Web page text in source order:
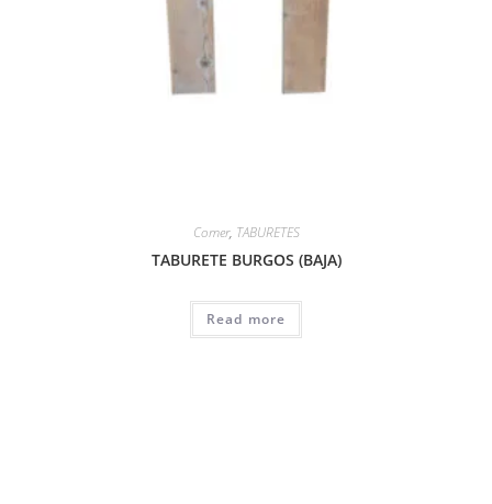
Comer, TABURETES
TABURETE BURGOS (BAJA)
Read more